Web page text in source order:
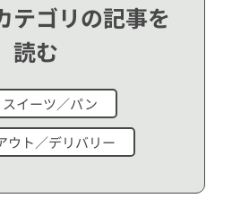
テゴリの記事を
読む
スイーツ／パン
ウト／デリバリー